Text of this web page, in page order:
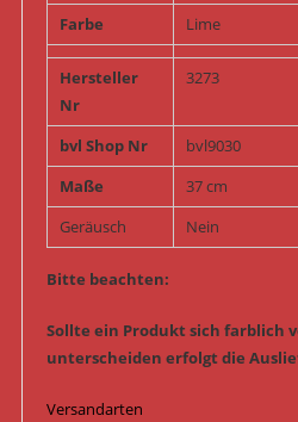
Farbe
Lime
Hersteller
Nr
3273
bvl Shop Nr
bvl9030
Maße
37 cm
Geräusch
Nein
Bitte beachten:
Sollte ein Produkt sich farblich
unterscheiden erfolgt die
Versandarten